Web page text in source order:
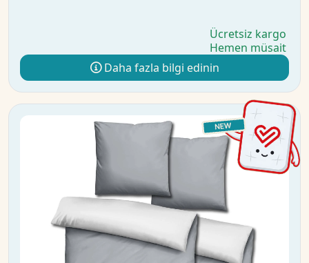
Ücretsiz kargo
Hemen müsait
Daha fazla bilgi edinin